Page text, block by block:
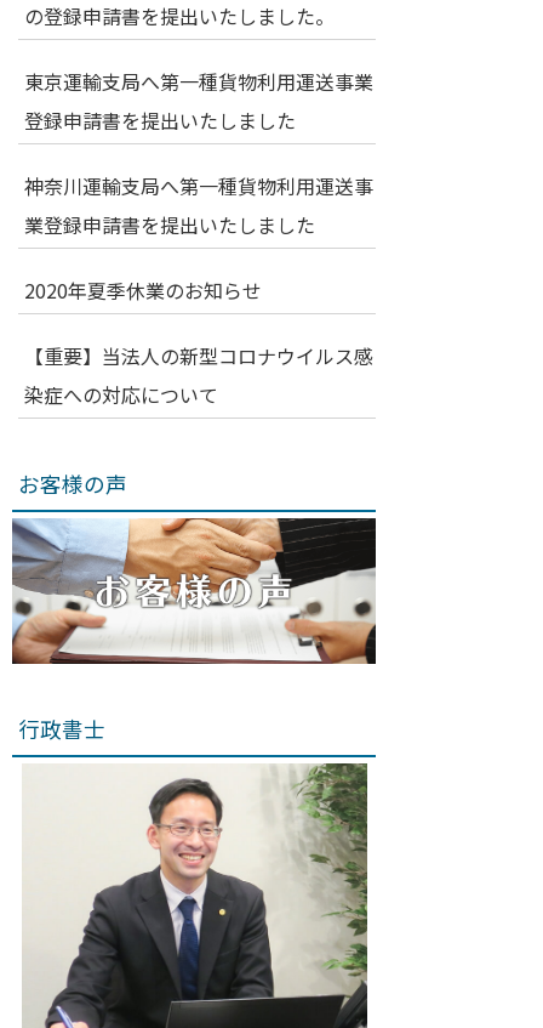
の登録申請書を提出いたしました。
東京運輸支局へ第一種貨物利用運送事業
登録申請書を提出いたしました
神奈川運輸支局へ第一種貨物利用運送事
業登録申請書を提出いたしました
2020年夏季休業のお知らせ
【重要】当法人の新型コロナウイルス感
染症への対応について
お客様の声
行政書士